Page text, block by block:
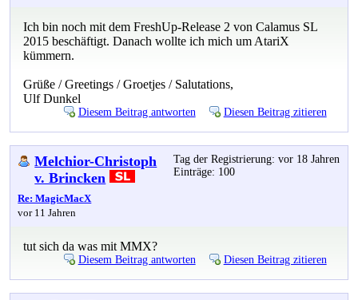
Ich bin noch mit dem FreshUp-Release 2 von Calamus SL
2015 beschäftigt. Danach wollte ich mich um AtariX
kümmern.
Grüße / Greetings / Groetjes / Salutations,
Ulf Dunkel
Diesem Beitrag antworten Diesen Beitrag zitieren
Melchior-Christoph
v. Brincken
Re: MagicMacX
vor 11 Jahren
Tag der Registrierung: vor 18 Jahren
Einträge: 100
tut sich da was mit MMX?
Diesem Beitrag antworten Diesen Beitrag zitieren